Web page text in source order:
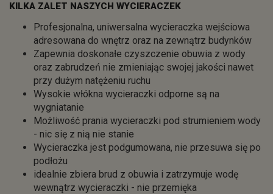
KILKA ZALET NASZYCH WYCIERACZEK
Profesjonalna, uniwersalna wycieraczka wejściowa
adresowana do wnętrz oraz na zewnątrz budynków
Zapewnia doskonałe czyszczenie obuwia z wody
oraz zabrudzeń nie zmieniając swojej jakości nawet
przy dużym natężeniu ruchu
Wysokie włókna wycieraczki odporne są na
wygniatanie
Możliwość prania wycieraczki pod strumieniem wody
- nic się z nią nie stanie
Wycieraczka jest podgumowana, nie przesuwa się po
podłożu
idealnie zbiera brud z obuwia i zatrzymuje wodę
wewnątrz wycieraczki - nie przemięka